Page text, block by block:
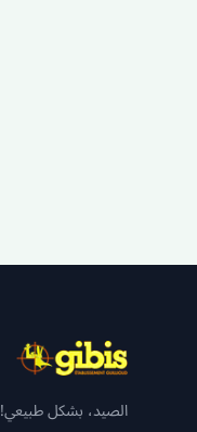
الصيد، بشكل طبيعي!